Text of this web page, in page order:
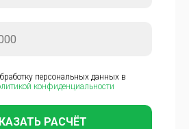
персональных данных в
конфиденциальности
РАСЧЁТ